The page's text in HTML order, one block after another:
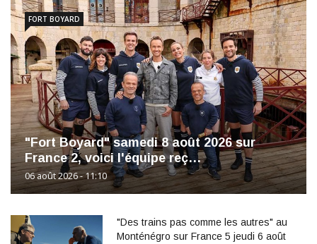
"Fort Boyard" samedi 8 août 2026 sur
France 2, voici l'équipe reç…
06 août 2026 - 11:10
FORT BOYARD
"Des trains pas comme les autres" au
Monténégro sur France 5 jeudi 6 août